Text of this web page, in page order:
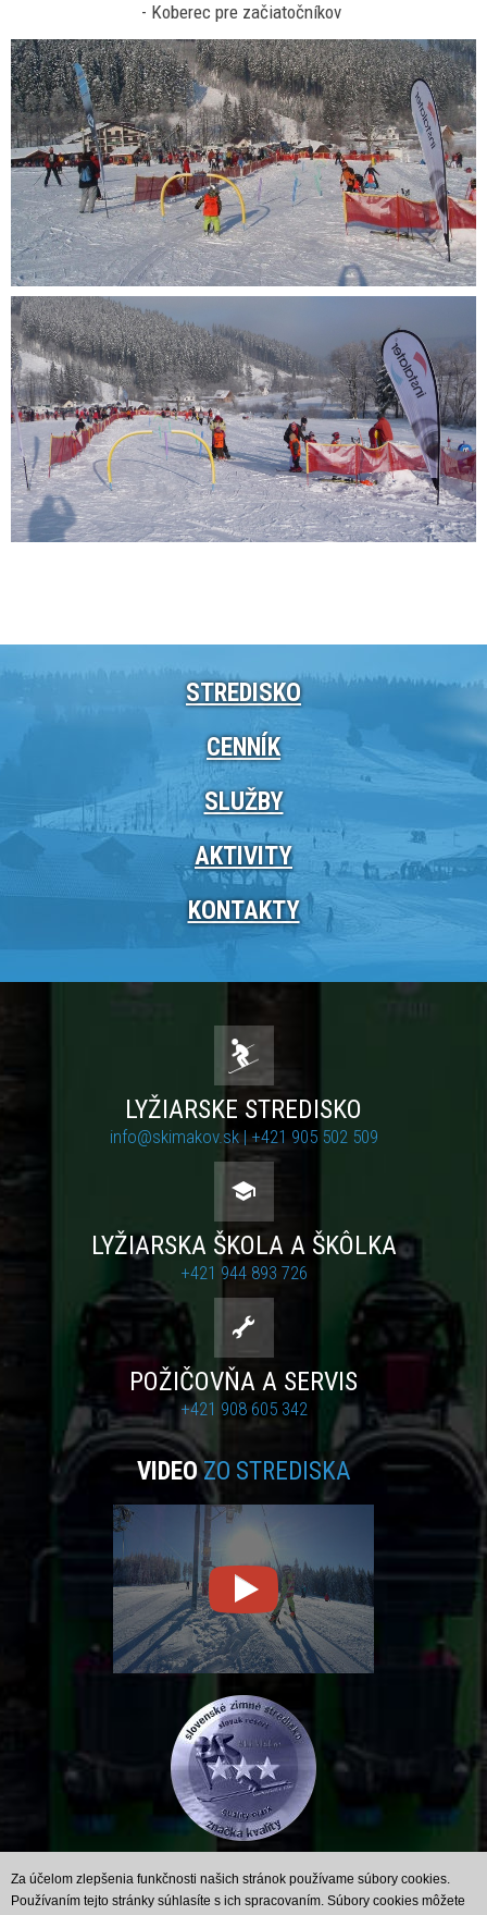
- Koberec pre začiatočníkov
STREDISKO
CENNÍK
SLUŽBY
AKTIVITY
KONTAKTY
LYŽIARSKE STREDISKO
info@skimakov.sk | +421 905 502 509
LYŽIARSKA ŠKOLA A ŠKÔLKA
+421 944 893 726
POŽIČOVŇA A SERVIS
+421 908 605 342
VIDEOZO STREDISKA
Za účelom zlepšenia funkčnosti našich stránok používame súbory cookies.
Používaním tejto stránky súhlasíte s ich spracovaním. Súbory cookies môžete